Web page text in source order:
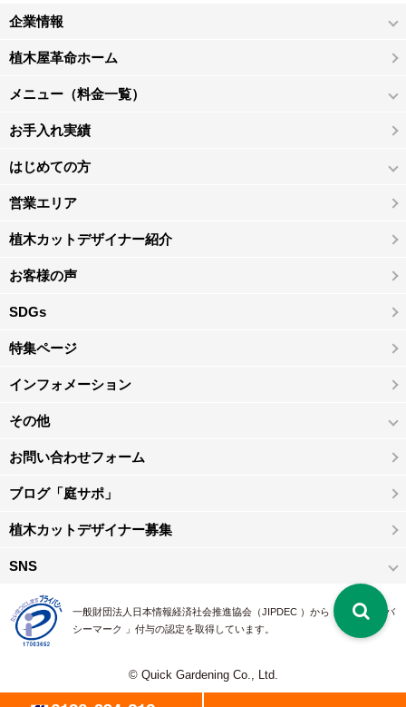
企業情報
植木屋革命ホーム
メニュー（料金一覧）
お手入れ実績
はじめての方
営業エリア
植木カットデザイナー紹介
お客様の声
SDGs
特集ページ
インフォメーション
その他
お問い合わせフォーム
ブログ「庭サポ」
植木カットデザイナー募集
SNS
一般財団法人日本情報経済社会推進協会（JIPDEC ）から 、「 プライバ
シーマーク 」付与の認定を取得しています。
© Quick Gardening Co., Ltd.